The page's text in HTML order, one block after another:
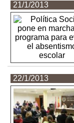
21/1/2013
22/1/2013